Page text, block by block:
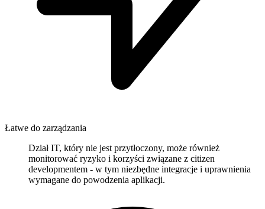
Łatwe do zarządzania
Dział IT, który nie jest przytłoczony, może również
monitorować ryzyko i korzyści związane z citizen
developmentem - w tym niezbędne integracje i uprawnienia
wymagane do powodzenia aplikacji.